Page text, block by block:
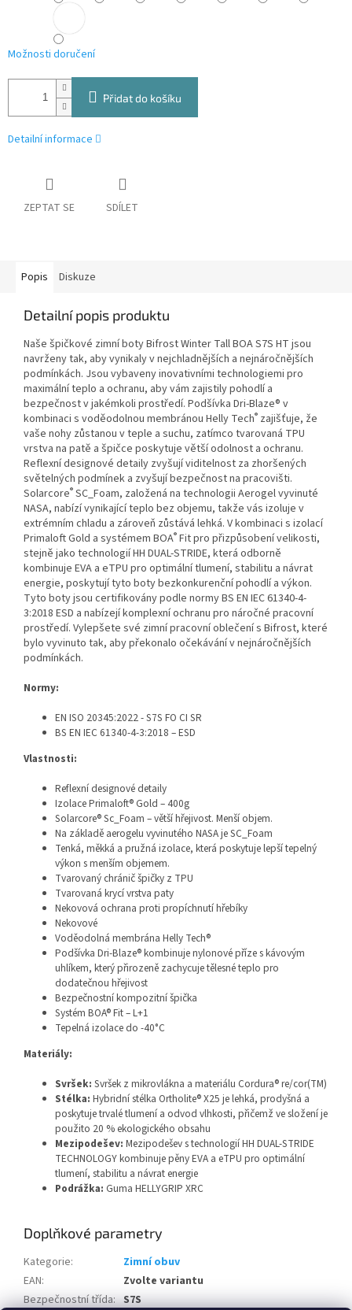
Možnosti doručení
Přidat do košíku
Detailní informace
ZEPTAT SE SDÍLET
Popis Diskuze
Detailní popis produktu
Naše špičkové zimní boty Bifrost Winter Tall BOA S7S HT jsou
navrženy tak, aby vynikaly v nejchladnějších a nejnáročnějších
podmínkách. Jsou vybaveny inovativními technologiemi pro
maximální teplo a ochranu, aby vám zajistily pohodlí a
bezpečnost v jakémkoli prostředí. Podšívka Dri-Blaze® v
kombinaci s voděodolnou membránou Helly Tech® zajišťuje, že
vaše nohy zůstanou v teple a suchu, zatímco tvarovaná TPU
vrstva na patě a špičce poskytuje větší odolnost a ochranu.
Reflexní designové detaily zvyšují viditelnost za zhoršených
světelných podmínek a zvyšují bezpečnost na pracovišti.
Solarcore® SC_Foam, založená na technologii Aerogel vyvinuté
NASA, nabízí vynikající teplo bez objemu, takže vás izoluje v
extrémním chladu a zároveň zůstává lehká. V kombinaci s izolací
Primaloft Gold a systémem BOA® Fit pro přizpůsobení velikosti,
stejně jako technologií HH DUAL-STRIDE, která odborně
kombinuje EVA a eTPU pro optimální tlumení, stabilitu a návrat
energie, poskytují tyto boty bezkonkurenční pohodlí a výkon.
Tyto boty jsou certifikovány podle normy BS EN IEC 61340-4-
3:2018 ESD a nabízejí komplexní ochranu pro náročné pracovní
prostředí. Vylepšete své zimní pracovní oblečení s Bifrost, které
bylo vyvinuto tak, aby překonalo očekávání v nejnáročnějších
podmínkách.
Normy:
EN ISO 20345:2022 - S7S FO CI SR
BS EN IEC 61340-4-3:2018 – ESD
Vlastnosti:
Reflexní designové detaily
Izolace Primaloft® Gold – 400g
Solarcore® Sc_Foam – větší hřejivost. Menší objem.
Na základě aerogelu vyvinutého NASA je SC_Foam
Tenká, měkká a pružná izolace, která poskytuje lepší tepelný
výkon s menším objemem.
Tvarovaný chránič špičky z TPU
Tvarovaná krycí vrstva paty
Nekovová ochrana proti propíchnutí hřebíky
Nekovové
Voděodolná membrána Helly Tech®
Podšívka Dri-Blaze® kombinuje nylonové příze s kávovým
uhlíkem, který přirozeně zachycuje tělesné teplo pro
dodatečnou hřejivost
Bezpečnostní kompozitní špička
Systém BOA® Fit – L+1
Tepelná izolace do -40°C
Materiály:
Svršek: Svršek z mikrovlákna a materiálu Cordura® re/cor(TM)
Stélka: Hybridní stélka Ortholite® X25 je lehká, prodyšná a
poskytuje trvalé tlumení a odvod vlhkosti, přičemž ve složení je
použito 20 % ekologického obsahu
Mezipodešev: Mezipodešev s technologií HH DUAL-STRIDE
TECHNOLOGY kombinuje pěny EVA a eTPU pro optimální
tlumení, stabilitu a návrat energie
Podrážka: Guma HELLYGRIP XRC
Doplňkové parametry
Kategorie:
Zimní obuv
EAN:
Zvolte variantu
Bezpečnostní třída: S7S